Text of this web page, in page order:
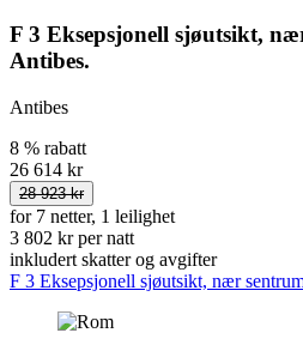
F 3 Eksepsjonell sjøutsikt,
Antibes.
Antibes
8 % rabatt
26 614 kr
28 923 kr
for 7 netter, 1 leilighet
3 802 kr per natt
inkludert skatter og avgifter
F 3 Eksepsjonell sjøutsikt, nær